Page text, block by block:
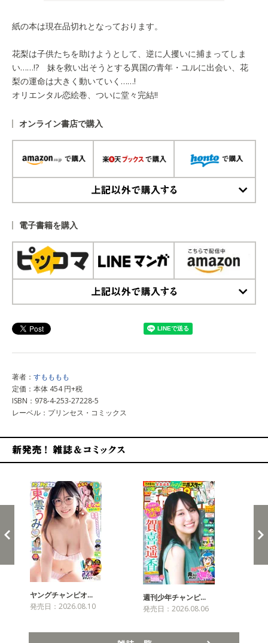
紙の本は現在品切れとなっております。
花梨は子供たちを助けようとして、逆に人攫いに捕まってしま
い……!? 妹を救い出そうとする異国の青年・ユルに出会い、花
梨の運命は大きく動いていく……!
オリエンタル恋絵巻、ついに堂々完結!!
オンライン書店で購入
電子書籍を購入
著者： すもももも
定価：本体 454 円+税
ISBN：978-4-253-27228-5
レーベル：プリンセス・コミックス
ヤングチャンピオ…
発売日：2026.08.10
週刊少年チャンピ…
発売日：2026.08.06